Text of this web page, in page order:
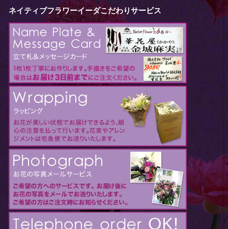
ネイティブフラワーイーダこだわりサービス